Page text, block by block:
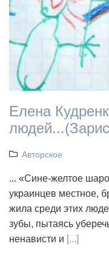
Елена
Авторское
... «Сине-желтое
украинцев местное,
жила среди этих
зубы, пытаясь
ненависти и [...]